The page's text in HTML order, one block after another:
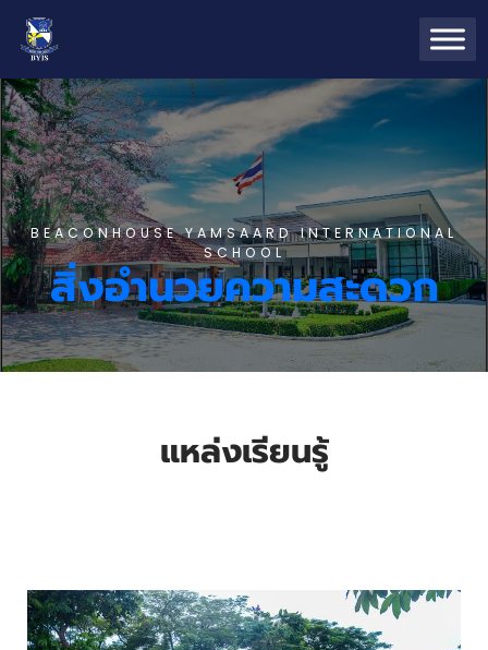
BEACONHOUSE YAMSAARD INTERNATIONAL
SCHOOL
สิ่งอำนวยความสะดวก
แหล่งเรียนรู้